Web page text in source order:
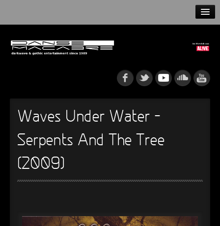
NEWS
GOTHIP PODCAST
Oberer Totpunkt
Waves Under Water –
Serpents And The Tree
(2009)